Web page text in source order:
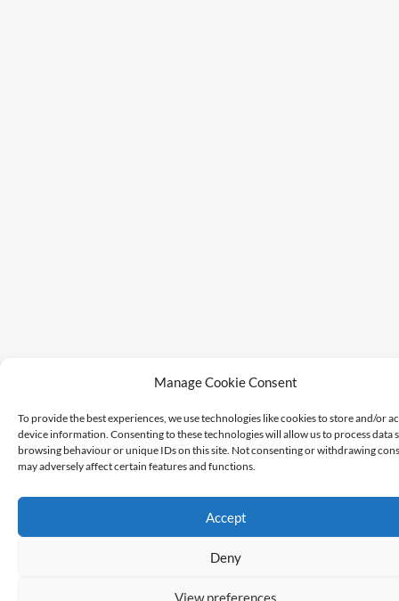
Manage Cookie Consent
To provide the best experiences, we use technologies like cookies to store and/or
device information. Consenting to these technologies will allow us to process data
browsing behaviour or unique IDs on this site. Not consenting or withdrawing
may adversely affect certain features and functions.
Accept
Deny
View preferences